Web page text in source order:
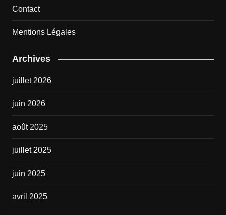
Contact
Mentions Légales
Archives
juillet 2026
juin 2026
août 2025
juillet 2025
juin 2025
avril 2025